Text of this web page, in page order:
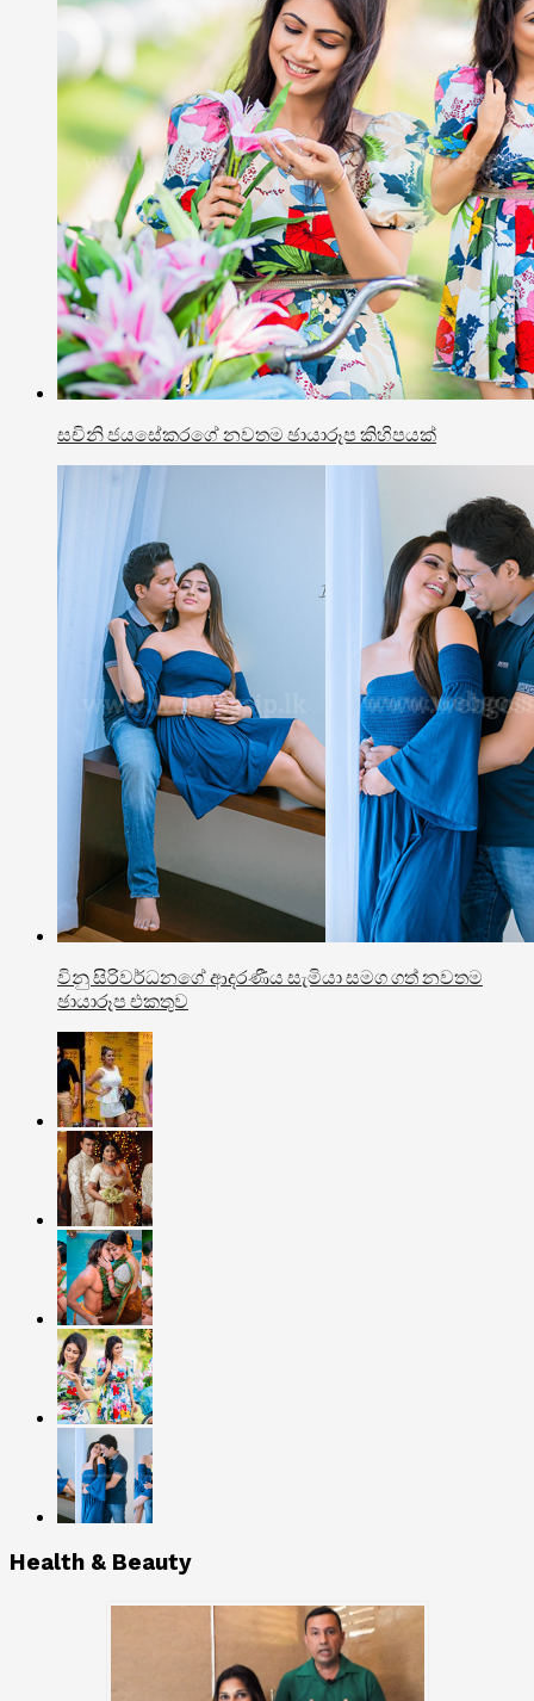
සචිනි ජයසේකරගේ නවතම ඡායාරූප කිහිපයක්
විනු සිරිවර්ධනගේ ආදරණීය සැමියා සමග ගත් නවතම
ඡායාරූප එකතුව
Health & Beauty